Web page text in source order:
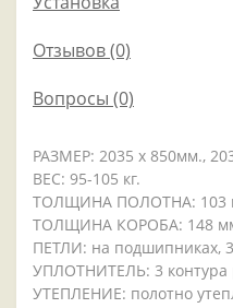
Отзывов (0)
Вопросы (0)
РАЗМЕР: 2035 x 850мм.,
ВЕС: 95-105 кг.
ТОЛЩИНА ПОЛОТНА: 103
ТОЛЩИНА КОРОБА: 148
ПЕТЛИ: на подшипниках,
УПЛОТНИТЕЛЬ: 3 контура
УТЕПЛЕНИЕ: полотно